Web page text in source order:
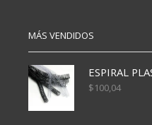
MÁS VENDIDOS
$100,04